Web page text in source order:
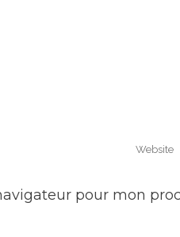
pour mon